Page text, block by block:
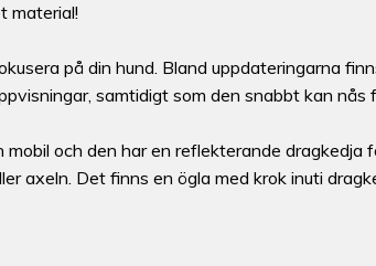
material!
på din hund. Bland uppdateringarna
samtidigt som den snabbt kan nås
och den har en reflekterande dragkedja
axeln. Det finns en ögla med krok inuti